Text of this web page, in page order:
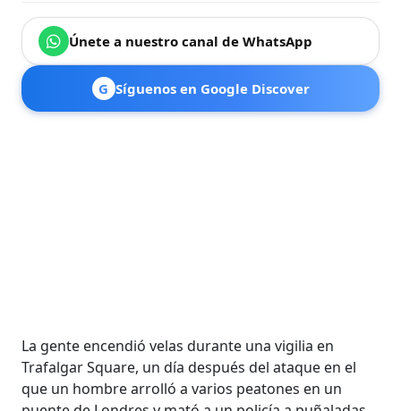
Únete a nuestro canal de WhatsApp
G Síguenos en Google Discover
La gente encendió velas durante una vigilia en
Trafalgar Square, un día después del ataque en el
que un hombre arrolló a varios peatones en un